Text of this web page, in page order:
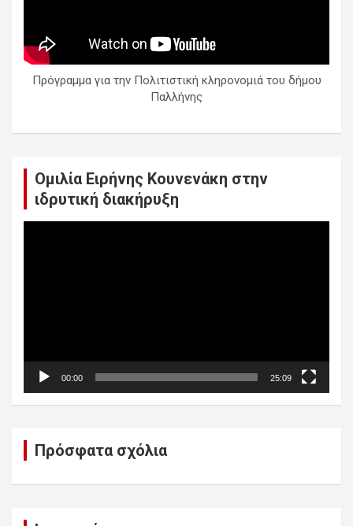
Πρόγραμμα για την Πολιτιστική κληρονομιά του δήμου
Παλλήνης
Ομιλία Ειρήνης Κουνενάκη στην
ιδρυτική διακήρυξη
00:00 25:09
Πρόσφατα σχόλια